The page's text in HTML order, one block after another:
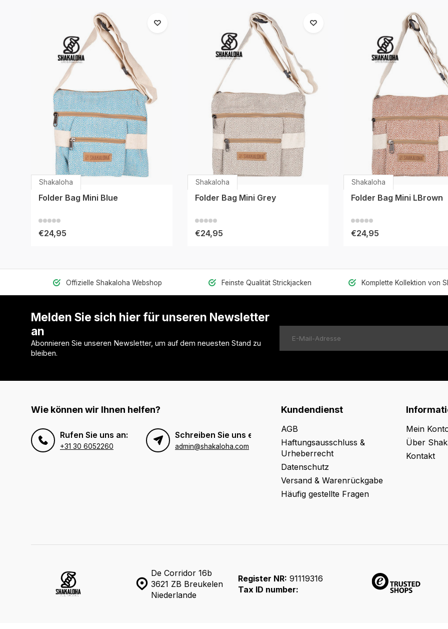
Shakaloha
Folder Bag Mini Blue
€24,95
Shakaloha
Folder Bag Mini Grey
€24,95
Shakaloha
Folder Bag Mini LBrown
€24,95
Offizielle Shakaloha Webshop Feinste Qualität Strickjacken Komplette Kollektion von
Melden Sie sich hier für unseren Newsletter
an
Abonnieren Sie unseren Newsletter, um auf dem neuesten Stand zu
bleiben.
Wie können wir Ihnen helfen?
Rufen Sie uns an:
+31 30 6052260
Schreiben Sie uns eine E-Mail:
admin@shakaloha.com
Kundendienst
AGB
Haftungsausschluss &
Urheberrecht
Datenschutz
Versand & Warenrückgabe
Häufig gestellte Fragen
Mein
Über
Kontakt
De Corridor 16b
3621 ZB Breukelen
Niederlande
Register NR: 91119316
Tax ID number: